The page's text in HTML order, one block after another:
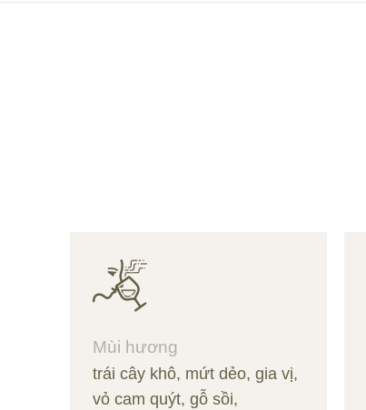
Mùi hương
trái cây khô, mứt dẻo, gia vị,
vỏ cam quýt, gỗ sồi,